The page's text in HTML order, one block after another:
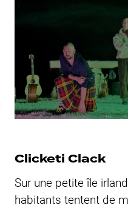
Clicketi Clack
Sur une petite île
habitants tentent de